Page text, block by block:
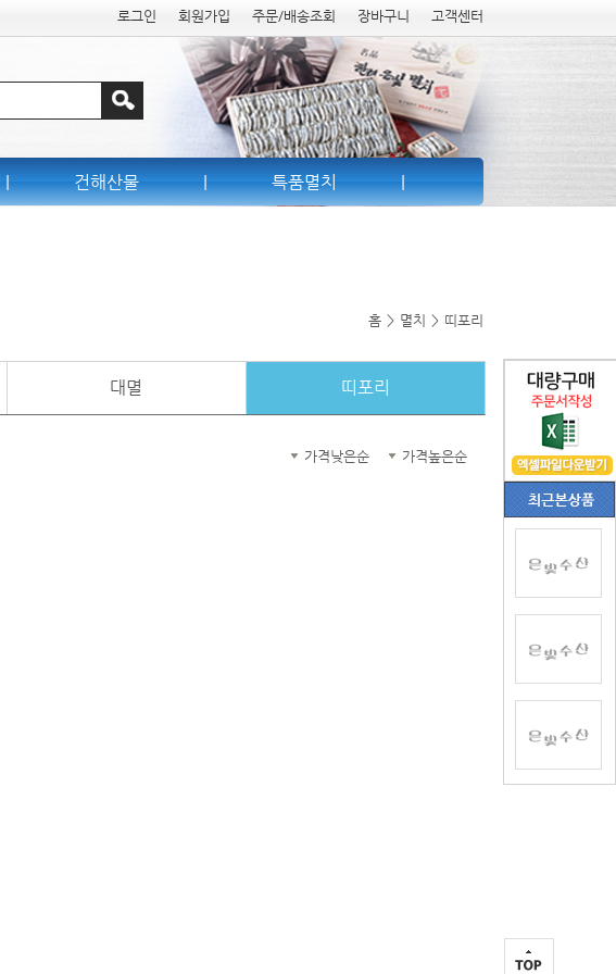
로그인 회원가입 주문/배송조회 장바구니 고객센터
| 건해산물 | 특품멸치 |
홈 > 멸치 > 띠포리
대멸 띠포리
가격낮은순 가격높은순